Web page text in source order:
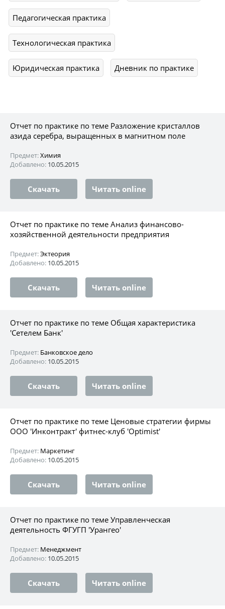
Педагогическая практика
Технологическая практика
Юридическая практика Дневник по практике
Отчет по практике по теме Разложение кристаллов
азида серебра, выращенных в магнитном поле
Предмет:Химия
Добавлено: 10.05.2015
Скачать Читать online
Отчет по практике по теме Анализ финансово-
хозяйственной деятельности предприятия
Предмет:Эктеория
Добавлено: 10.05.2015
Скачать Читать online
Отчет по практике по теме Общая характеристика
'Сетелем Банк'
Предмет: Банковское дело
Добавлено: 10.05.2015
Скачать Читать online
Отчет по практике по теме Ценовые стратегии фирмы
ООО 'Инконтракт' фитнес-клуб 'Оptimist'
Предмет: Маркетинг
Добавлено: 10.05.2015
Скачать Читать online
Отчет по практике по теме Управленческая
деятельность ФГУГП 'Урангео'
Предмет: Менеджмент
Добавлено: 10.05.2015
Скачать Читать online